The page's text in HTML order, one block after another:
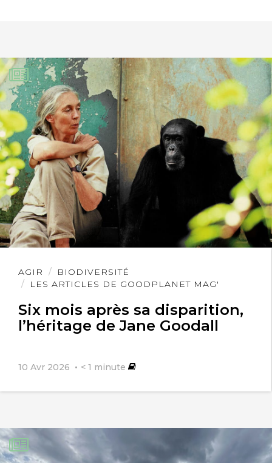
AGIR
BIODIVERSITÉ
LES ARTICLES DE GOODPLANET MAG'
Six mois après sa disparition,
l’héritage de Jane Goodall
10 Avr 2026 < 1 minute
Lire
l'article